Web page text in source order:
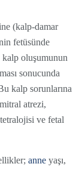
(kalp-damar
fetüsünde
kalp oluşumunun
sonucunda
kalp sorunlarına
atrezi,
ve fetal
anne yaşı,